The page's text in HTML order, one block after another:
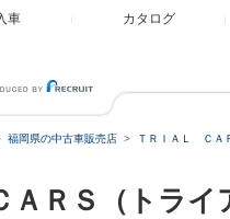
車 カタログ
福岡県の中古車販売店 ＴＲＩＡＬ ＣＡ
ＡＲＳ（トラ